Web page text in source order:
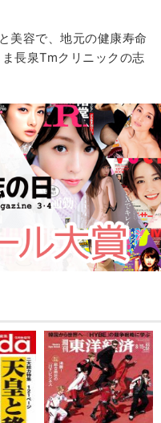
美容で、地元の健康寿命
長泉Tmクリニックの志